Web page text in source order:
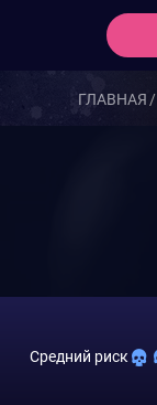
ГЛАВНАЯ
Средний риск